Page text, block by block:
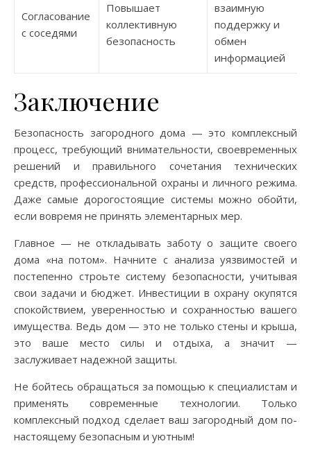
Согласование
с соседями
Повышает
коллективную
безопасность
взаимную
поддержку и
обмен
информацией
Заключение
Безопасность загородного дома — это комплексный
процесс, требующий внимательности, своевременных
решений и правильного сочетания технических
средств, профессиональной охраны и личного режима.
Даже самые дорогостоящие системы можно обойти,
если вовремя не принять элементарных мер.
Главное — не откладывать заботу о защите своего
дома «на потом». Начните с анализа уязвимостей и
постепенно строьте систему безопасности, учитывая
свои задачи и бюджет. Инвестиции в охрану окупятся
спокойствием, уверенностью и сохранностью вашего
имущества. Ведь дом — это не только стены и крыша,
это ваше место силы и отдыха, а значит —
заслуживает надежной защиты.
Не бойтесь обращаться за помощью к специалистам и
применять современные технологии. Только
комплексный подход сделает ваш загородный дом по-
настоящему безопасным и уютным!